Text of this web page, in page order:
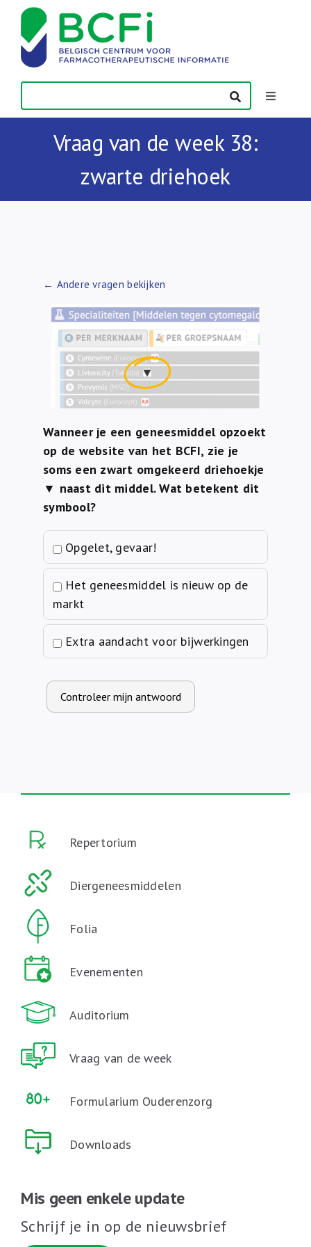
content
Toggle
Over ons
Vraag van de week 38:
zwarte driehoek
← Andere vragen bekijken
Wanneer je een geneesmiddel opzoekt
op de website van het BCFI, zie je
soms een zwart omgekeerd driehoekje
▼ naast dit middel. Wat betekent dit
symbool?
Opgelet, gevaar!
Het geneesmiddel is nieuw op de
markt
Extra aandacht voor bijwerkingen
Controleer mijn antwoord
Repertorium
Diergeneesmiddelen
Folia
Evenementen
Auditorium
Vraag van de week
Formularium Ouderenzorg
Downloads
Mis geen enkele update
Schrijf je in op de nieuwsbrief